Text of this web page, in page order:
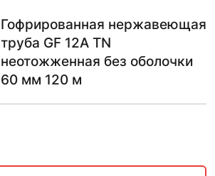
Гофрированная нержавеющая
труба GF 12A TN
неотожженная без оболочки
60 мм 120 м